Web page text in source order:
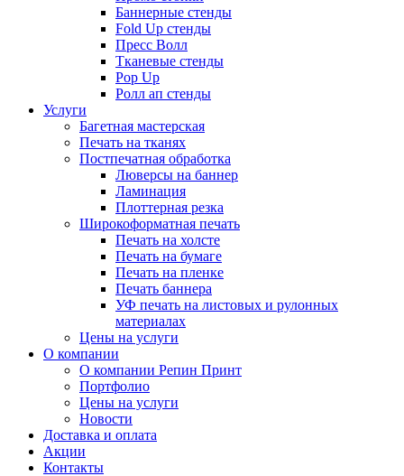
Баннерные стенды
Fold Up стенды
Пресс Волл
Тканевые стенды
Pop Up
Ролл ап стенды
Услуги
Багетная мастерская
Печать на тканях
Постпечатная обработка
Люверсы на баннер
Ламинация
Плоттерная резка
Широкоформатная печать
Печать на холсте
Печать на бумаге
Печать на пленке
Печать баннера
УФ печать на листовых и рулонных
материалах
Цены на услуги
О компании
О компании Репин Принт
Портфолио
Цены на услуги
Новости
Доставка и оплата
Акции
Контакты